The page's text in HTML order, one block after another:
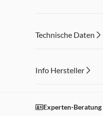
erhältlich.
intuitive und
mit adaptivem
Technische Daten
Info Hersteller
Einstellungen
Experten-Beratung